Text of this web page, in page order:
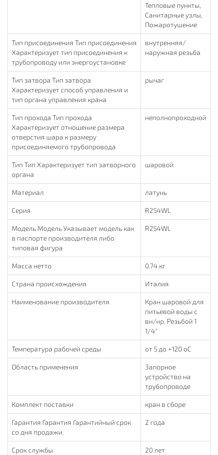
Тепловые пункты,
Санитарные узлы,
Пожаротушение
Тип присоединения Тип присоединения
Характеризует тип присоединения к
трубопроводу или энергоустановке
внутренняя/
наружная резьба
Тип затвора Тип затвора
Характеризует способ управления и
тип органа управления крана
рычаг
Тип прохода Тип прохода
Характеризует отношение размера
отверстия шара к размеру
присоединяемого трубопровода
неполнопроходной
Тип Тип Характеризует тип затворного
органа
шаровой
Материал латунь
Серия R254WL
Модель Модель Указывает модель как
в паспорте производителя либо
типовая фигура
R254WL
Масса нетто 0.74 кг
Страна происхождения Италия
Наименование производителя
Кран шаровой для
питьевой воды с
вн/нр. Резьбой 1
1/4"
Температура рабочей среды от 5 до +120 oC
Область применения
Запорное
устройство на
трубопроводе
Комплект поставки кран в сборе
Гарантия Гарантия Гарантийный срок
со дня продажи.
2 года
Срок службы 20 лет